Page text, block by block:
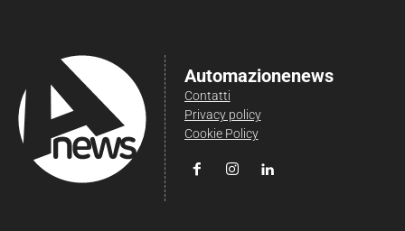
Automazionenews
Contatti
Privacy policy
Cookie Policy